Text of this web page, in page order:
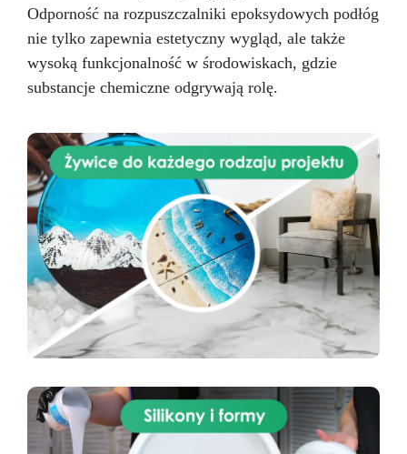
Odporność na rozpuszczalniki epoksydowych podłóg
nie tylko zapewnia estetyczny wygląd, ale także
wysoką funkcjonalność w środowiskach, gdzie
substancje chemiczne odgrywają rolę.